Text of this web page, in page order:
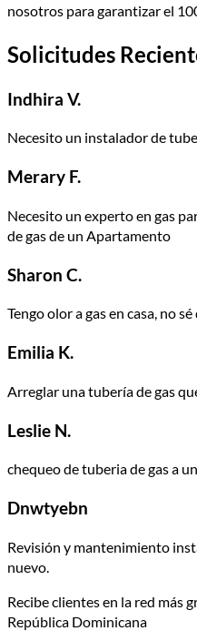
nosotros para garantizar el
Solicitudes
Indhira V.
Necesito un instalador de
Merary F.
Necesito un experto en gas
de gas de un Apartamento
Sharon C.
Tengo olor a gas en casa, no
Emilia K.
Arreglar una tubería de gas
Leslie N.
chequeo de tuberia de gas a
Dnwtyebn
Revisión y mantenimiento
nuevo.
Recibe clientes en la red más
República Dominicana